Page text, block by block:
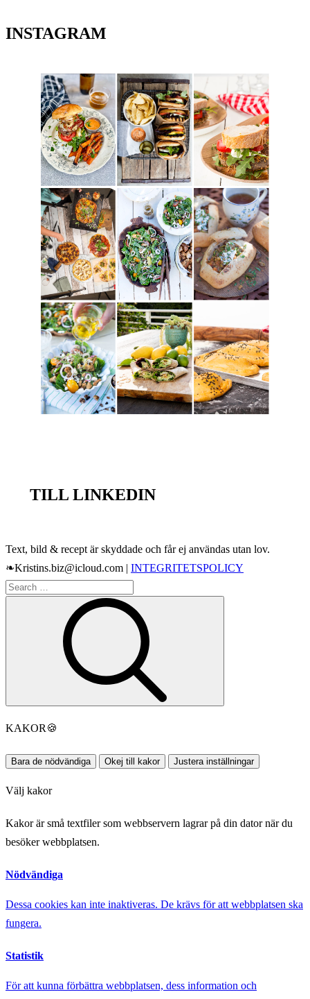
INSTAGRAM
TILL LINKEDIN
Text, bild & recept är skyddade och får ej användas utan lov.
❧Kristins.biz@icloud.com | INTEGRITETSPOLICY
Search
KAKOR 🍪
Bara de nödvändiga Okej till kakor Justera inställningar
Välj kakor
Kakor är små textfiler som webbservern lagrar på din dator när du
besöker webbplatsen.
Nödvändiga
Dessa cookies kan inte inaktiveras. De krävs för att webbplatsen ska
fungera.
Statistik
För att kunna förbättra webbplatsen, dess information och